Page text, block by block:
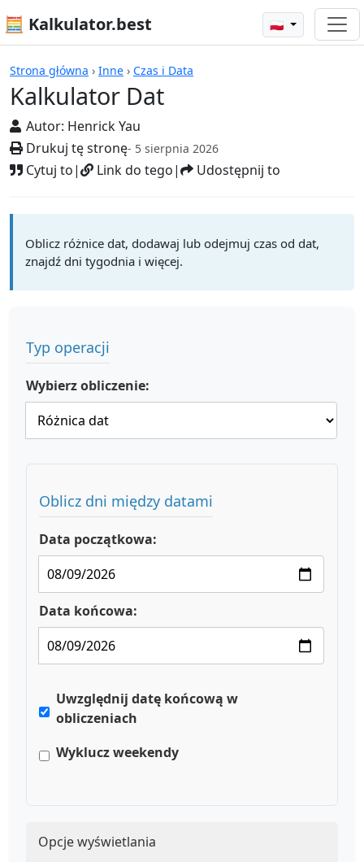
🧮 Kalkulator.best 🇵🇱
Strona główna › Inne › Czas i Data
Kalkulator Dat
Autor: Henrick Yau
Drukuj tę stronę- 5 sierpnia 2026
Cytuj to| Link do tego| Udostępnij to
Kalkulatory
Oblicz różnice dat, dodawaj lub odejmuj czas od dat,
znajdź dni tygodnia i więcej.
Typ operacji
Wybierz obliczenie:
Oblicz dni między datami
Data początkowa:
Data końcowa:
Uwzględnij datę końcową w
obliczeniach
Wyklucz weekendy
Opcje wyświetlania